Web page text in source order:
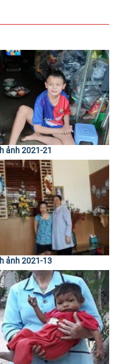
ảnh 2021-21
ảnh 2021-13